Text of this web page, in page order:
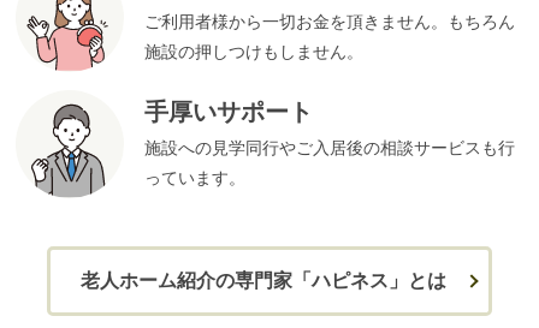
ご利用者様から一切お金を頂きません。もちろん
施設の押しつけもしません。
手厚いサポート
施設への見学同行やご入居後の相談サービスも行
っています。
老人ホーム紹介の専門家「ハピネス」とは